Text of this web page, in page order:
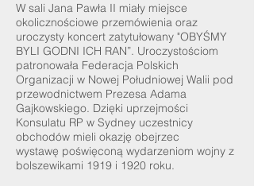
W sali Jana Pawła II miały miejsce
okolicznościowe przemówienia oraz
uroczysty koncert zatytułowany "OBYŚMY
BYLI GODNI ICH RAN”. Uroczystościom
patronowała Federacja Polskich
Organizacji w Nowej Południowej Walii pod
przewodnictwem Prezesa Adama
Gajkowskiego. Dzięki uprzejmości
Konsulatu RP w Sydney uczestnicy
obchodów mieli okazję obejrzec
wystawę poświęconą wydarzeniom wojny z
bolszewikami 1919 i 1920 roku.